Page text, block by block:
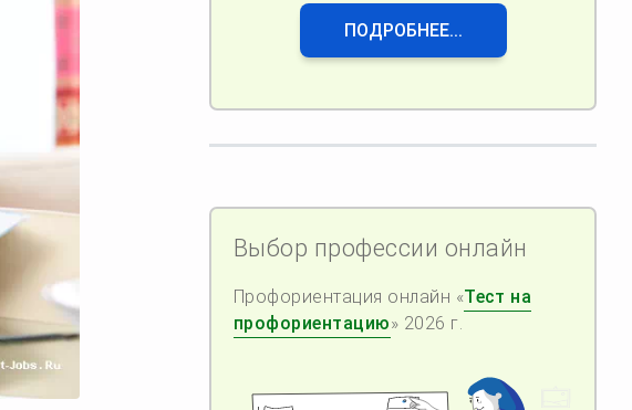
ПОДРОБНЕЕ...
Выбор профессии онлайн
Профориентация онлайн «Тест на
профориентацию» 2026 г.